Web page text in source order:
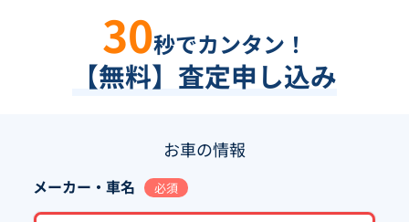
30秒でカンタン！
【無料】査定申し込み
お車の情報
メーカー・車名 必須